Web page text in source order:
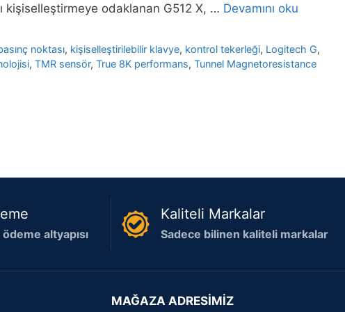
kişiselleştirmeye odaklanan G512 X, … Devamını oku
noktası, kişiselleştirilebilir klavye, kontrol tekerleği, Logitech G,
, TMR sensör, True 8K performans, Tunnel Magnetoresistance
altyapısı
Kaliteli Markalar
Sadece bilinen kaliteli markalar
MAĞAZA ADRESİMİZ